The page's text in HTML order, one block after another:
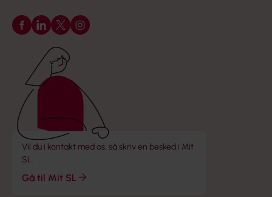
Følg os på Facebook
Følg os på LinkedIn
Følg os på X
Følg os på Instagram
Vil du i kontakt med os, så skriv en besked i Mit
SL.
Gå til Mit SL